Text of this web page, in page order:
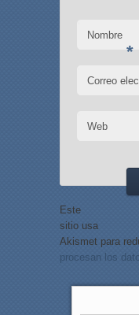
Nombre
*
Correo
Web
Este
sitio usa
Akismet para
procesan los